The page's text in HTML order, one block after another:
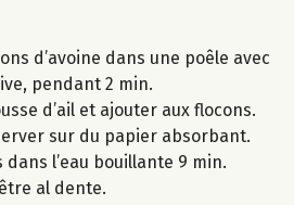
d’avoine dans une poêle avec
pendant 2 min.
d’ail et ajouter aux flocons.
sur du papier absorbant.
dans l’eau bouillante 9 min.
al dente.